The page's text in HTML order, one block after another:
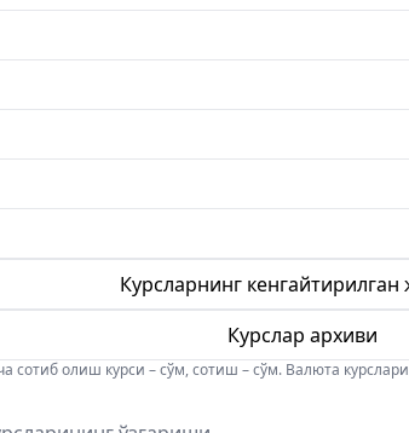
Курсларнинг кенгайтирилган
Курслар архиви
сотиб олиш курси – сўм, сотиш – сўм. Валюта